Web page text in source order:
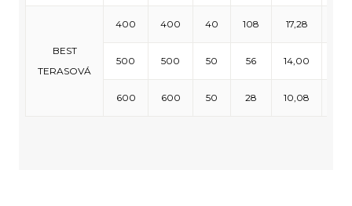
BEST
TERASOVÁ
400 400 40 108 17,28
500 500 50 56 14,00
600 600 50 28 10,08